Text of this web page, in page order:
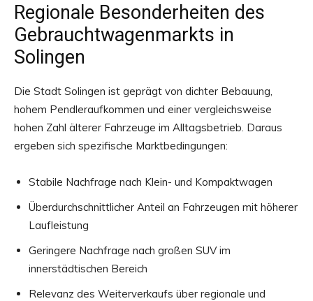
Regionale Besonderheiten des
Gebrauchtwagenmarkts in
Solingen
Die Stadt Solingen ist geprägt von dichter Bebauung,
hohem Pendleraufkommen und einer vergleichsweise
hohen Zahl älterer Fahrzeuge im Alltagsbetrieb. Daraus
ergeben sich spezifische Marktbedingungen:
Stabile Nachfrage nach Klein- und Kompaktwagen
Überdurchschnittlicher Anteil an Fahrzeugen mit höherer
Laufleistung
Geringere Nachfrage nach großen SUV im
innerstädtischen Bereich
Relevanz des Weiterverkaufs über regionale und